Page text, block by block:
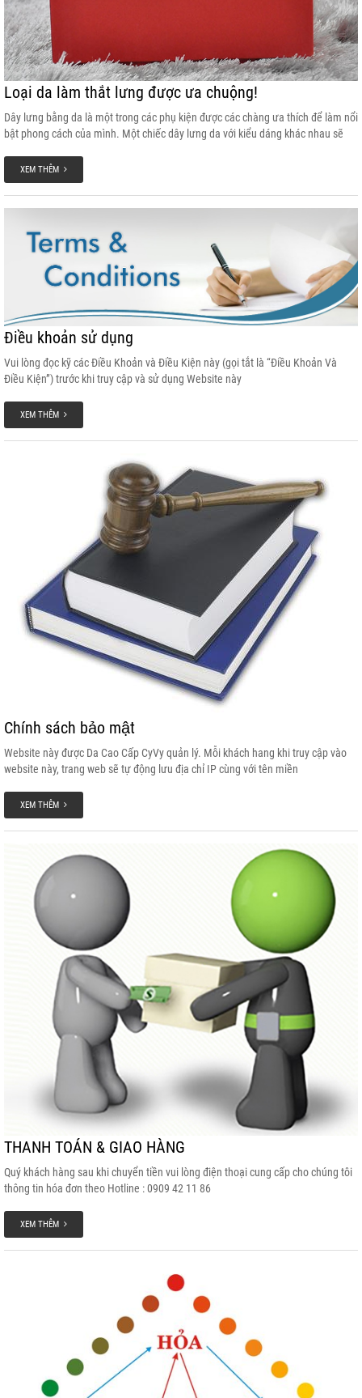
Loại da làm thắt lưng được ưa chuộng!
Dây lưng bằng da là một trong các phụ kiện được các chàng ưa thích để làm nổi
bật phong cách của mình. Một chiếc dây lưng da với kiểu dáng khác nhau sẽ
kiện này bởi dây lưng da thường đem lại ấn tượng về sức mạnh, nam tính và
phong trần. Tuy nhiên không phải loại da nào cũng giống nhau về kiểu dáng, độ
bền và nét đẹp. Dưới đây là các chất liệu da “sáng giá” được các chàng chọn
XEM THÊM
Điều khoản sử dụng
Vui lòng đọc kỹ các Điều Khoản và Điều Kiện này (gọi tắt là “Điều Khoản Và
Điều Kiện”) trước khi truy cập và sử dụng Website này
XEM THÊM
Chính sách bảo mật
Website này được Da Cao Cấp CyVy quản lý. Mỗi khách hang khi truy cập vào
website này, trang web sẽ tự động lưu địa chỉ IP cùng với tên miền
XEM THÊM
THANH TOÁN & GIAO HÀNG
Quý khách hàng sau khi chuyển tiền vui lòng điện thoại cung cấp cho chúng tôi
thông tin hóa đơn theo Hotline : 0909 42 11 86
XEM THÊM